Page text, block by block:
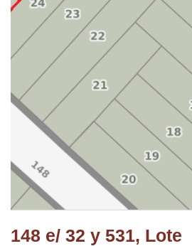
148 e/ 32 y 531, Lote